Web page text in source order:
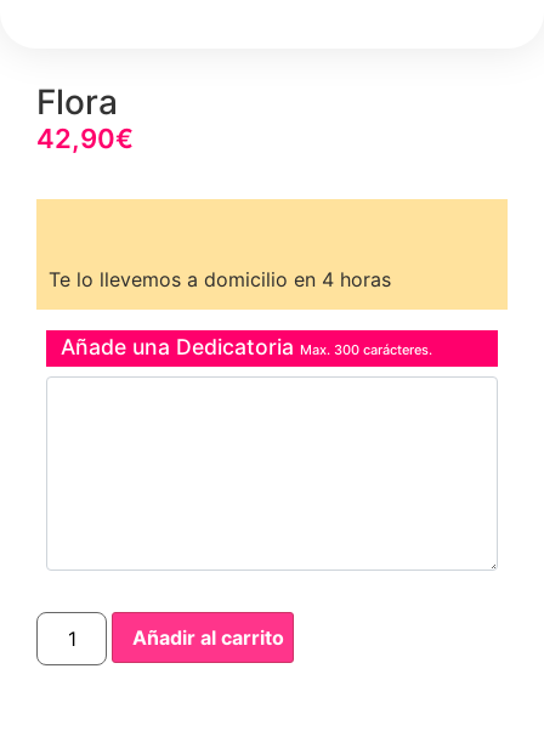
Flora
42,90€
Te lo llevemos a domicilio en 4 horas
Añade una Dedicatoria Max. 300 carácteres.
Añadir al carrito